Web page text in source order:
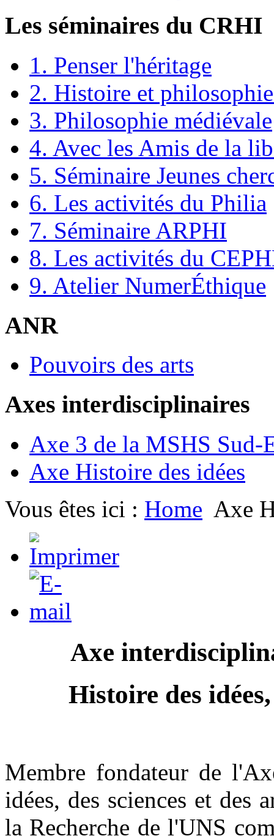
Les séminaires du CRHI
1. Penser l'héritage
2. Histoire et philosophie
3. Philosophie médiévale
4. Avec les Amis de la
5. Séminaire Jeunes
6. Les activités du Philia
7. Séminaire ARPHI
8. Les activités du
9. Atelier NumerÉthique
ANR
Pouvoirs des arts
Axes interdisciplinaires
Axe 3 de la MSHS Sud-
Axe Histoire des idées
Vous êtes ici : Home Axe
Axe
Histoire des
Membre fondateur de
idées, des sciences et des
la Recherche de l'UNS